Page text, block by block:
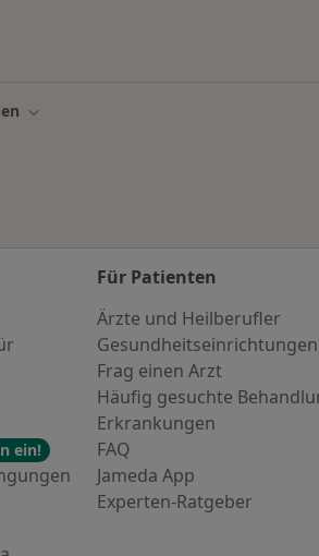
Stadt ändern
ein!
Für Patienten
Ärzte und Heilberufler
Gesundheitseinrichtungen
Frag einen Arzt
Häufig gesuchte
Erkrankungen
FAQ
Jameda App
Experten-Ratgeber